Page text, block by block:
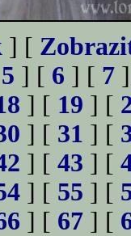
] [
5 ] [ 6 ] [ 7
] [ 19 ] [
] [ 31 ] [
] [ 43 ] [
] [ 55 ] [
] [ 67 ] [